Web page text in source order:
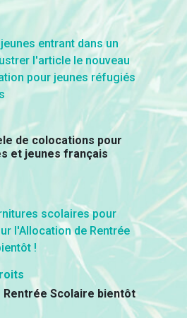
de colocations pour
et jeunes français
Rentrée Scolaire bientôt